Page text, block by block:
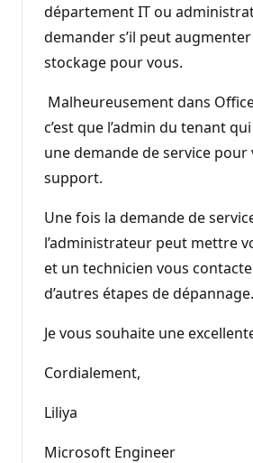
département IT ou
demander s’il peut
stockage pour vous.
Malheureusement dans
c’est que l’admin du tenant
une demande de service pour
support.
Une fois la demande de
l’administrateur peut mettre
et un technicien vous
d’autres étapes de dépannage.
Je vous souhaite une
Cordialement,
Liliya
Microsoft Engineer